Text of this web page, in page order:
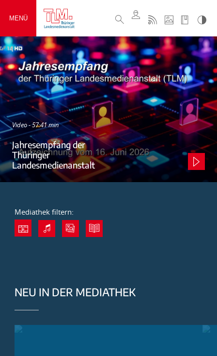
MENÜ
Video - 57:41 min
Jahresempfang der
Thüringer
Landesmedienanstalt
Mediathek filtern:
NEU IN DER MEDIATHEK